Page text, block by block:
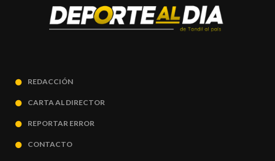
REDACCIÓN
CARTA AL DIRECTOR
REPORTAR ERROR
CONTACTO